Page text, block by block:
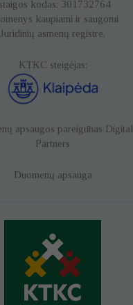
kodas: 301732764
kaupiami ir saugomi
Juridinių asmenų registre.
KTKC steigėjas:
apsaugos pareigūnas Digital
Partners
Duomenų apsauga